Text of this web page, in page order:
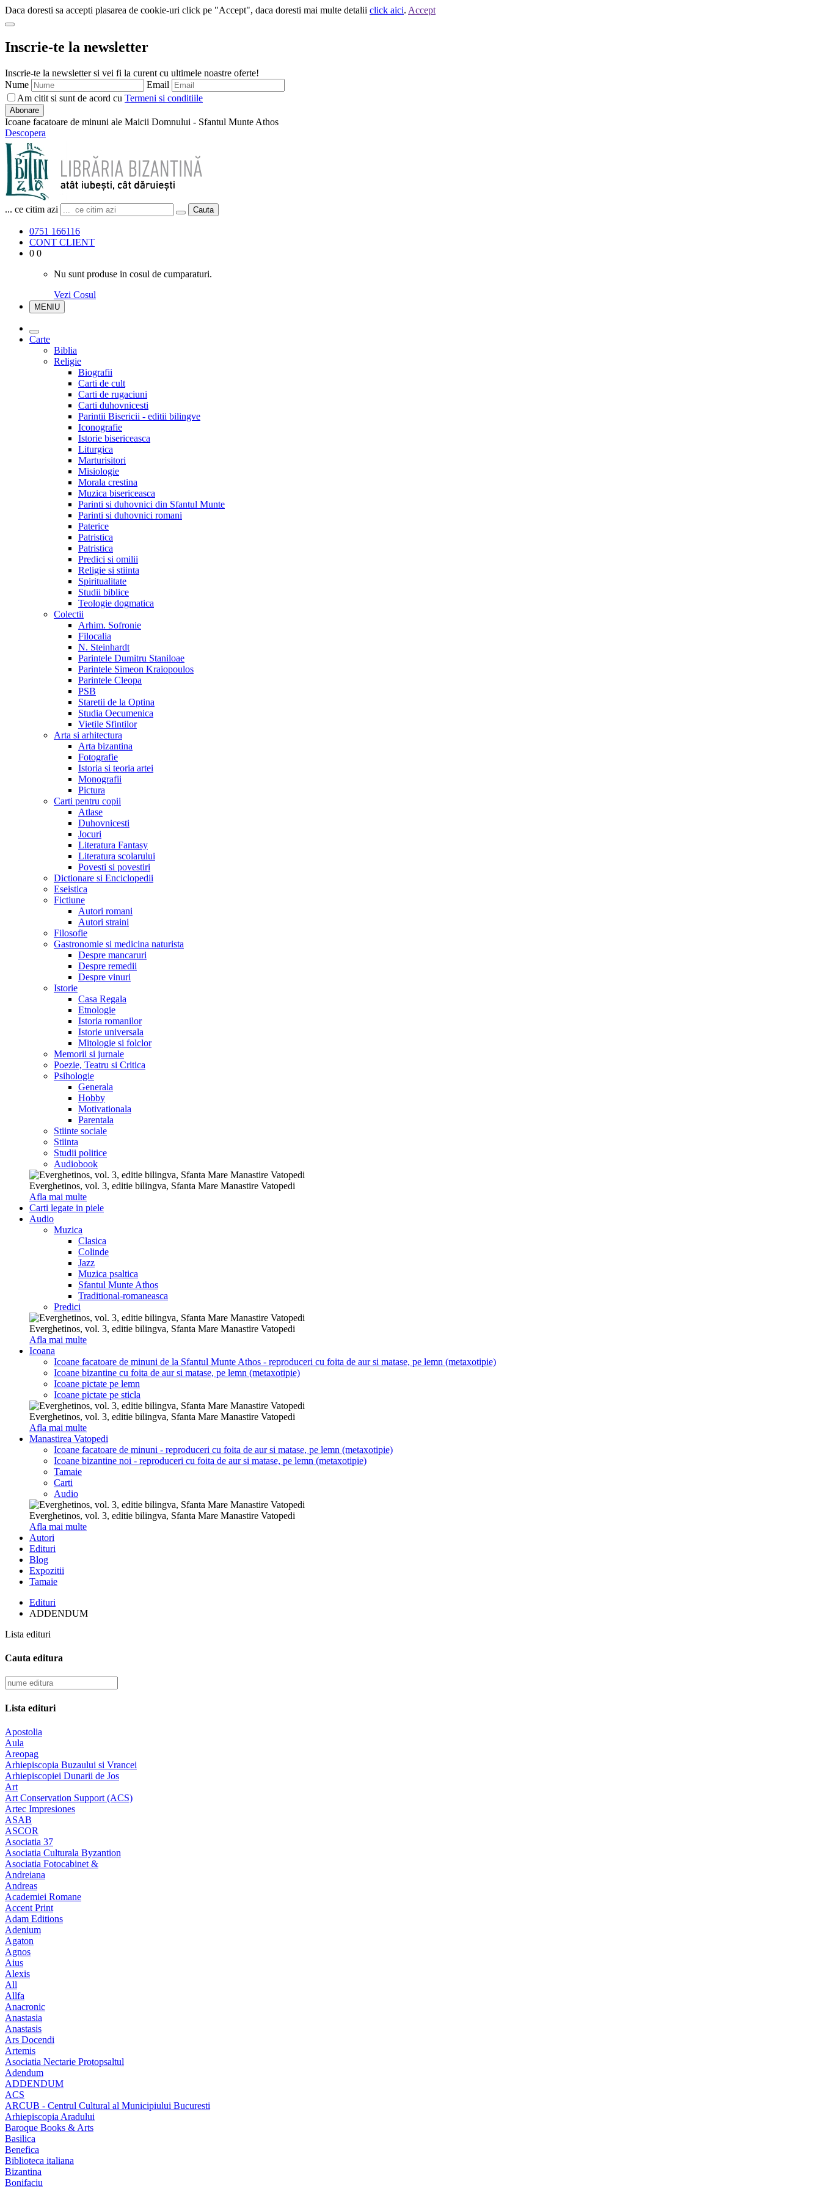
Daca doresti sa accepti plasarea de cookie-uri click pe "Accept", daca doresti mai multe detalii click aici. Accept
Inscrie-te la newsletter
Inscrie-te la newsletter si vei fi la curent cu ultimele noastre oferte!
Nume
Email
Am citit si sunt de acord cu Termeni si conditiile
Abonare
Icoane facatoare de minuni ale Maicii Domnului - Sfantul Munte Athos
Descopera
... ce citim azi Cauta
0751 166116
CONT CLIENT
0 0
Nu sunt produse in cosul de cumparaturi.
Vezi Cosul
MENIU
Carte
Biblia
Religie
Biografii
Carti de cult
Carti de rugaciuni
Carti duhovnicesti
Parintii Bisericii - editii bilingve
Iconografie
Istorie bisericeasca
Liturgica
Marturisitori
Misiologie
Morala crestina
Muzica bisericeasca
Parinti si duhovnici din Sfantul Munte
Parinti si duhovnici romani
Paterice
Patristica
Patristica
Predici si omilii
Religie si stiinta
Spiritualitate
Studii biblice
Teologie dogmatica
Colectii
Arhim. Sofronie
Filocalia
N. Steinhardt
Parintele Dumitru Staniloae
Parintele Simeon Kraiopoulos
Parintele Cleopa
PSB
Staretii de la Optina
Studia Oecumenica
Vietile Sfintilor
Arta si arhitectura
Arta bizantina
Fotografie
Istoria si teoria artei
Monografii
Pictura
Carti pentru copii
Atlase
Duhovnicesti
Jocuri
Literatura Fantasy
Literatura scolarului
Povesti si povestiri
Dictionare si Enciclopedii
Eseistica
Fictiune
Autori romani
Autori straini
Filosofie
Gastronomie si medicina naturista
Despre mancaruri
Despre remedii
Despre vinuri
Istorie
Casa Regala
Etnologie
Istoria romanilor
Istorie universala
Mitologie si folclor
Memorii si jurnale
Poezie, Teatru si Critica
Psihologie
Generala
Hobby
Motivationala
Parentala
Stiinte sociale
Stiinta
Studii politice
Audiobook
Everghetinos, vol. 3, editie bilingva, Sfanta Mare Manastire Vatopedi
Afla mai multe
Carti legate in piele
Audio
Muzica
Clasica
Colinde
Jazz
Muzica psaltica
Sfantul Munte Athos
Traditional-romaneasca
Predici
Everghetinos, vol. 3, editie bilingva, Sfanta Mare Manastire Vatopedi
Afla mai multe
Icoana
Icoane facatoare de minuni de la Sfantul Munte Athos - reproduceri cu foita de aur si matase, pe lemn (metaxotipie)
Icoane bizantine cu foita de aur si matase, pe lemn (metaxotipie)
Icoane pictate pe lemn
Icoane pictate pe sticla
Everghetinos, vol. 3, editie bilingva, Sfanta Mare Manastire Vatopedi
Afla mai multe
Manastirea Vatopedi
Icoane facatoare de minuni - reproduceri cu foita de aur si matase, pe lemn (metaxotipie)
Icoane bizantine noi - reproduceri cu foita de aur si matase, pe lemn (metaxotipie)
Tamaie
Carti
Audio
Everghetinos, vol. 3, editie bilingva, Sfanta Mare Manastire Vatopedi
Afla mai multe
Autori
Edituri
Blog
Expozitii
Tamaie
Edituri
ADDENDUM
Lista edituri
Cauta editura
Lista edituri
Apostolia
Aula
Areopag
Arhiepiscopia Buzaului si Vrancei
Arhiepiscopiei Dunarii de Jos
Art
Art Conservation Support (ACS)
Artec Impresiones
ASAB
ASCOR
Asociatia 37
Asociatia Culturala Byzantion
Asociatia Fotocabinet &
Andreiana
Andreas
Academiei Romane
Accent Print
Adam Editions
Adenium
Agaton
Agnos
Aius
Alexis
All
Allfa
Anacronic
Anastasia
Anastasis
Ars Docendi
Artemis
Asociatia Nectarie Protopsaltul
Adendum
ADDENDUM
ACS
ARCUB - Centrul Cultural al Municipiului Bucuresti
Arhiepiscopia Aradului
Baroque Books & Arts
Basilica
Benefica
Biblioteca italiana
Bizantina
Bonifaciu